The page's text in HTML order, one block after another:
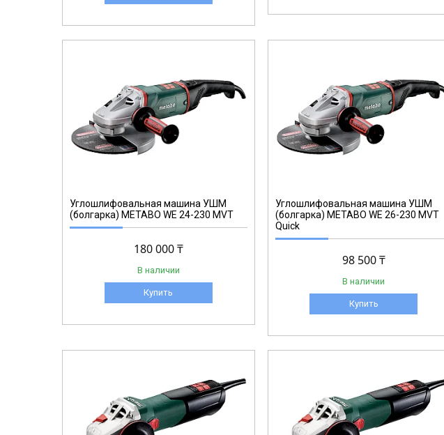
Углошлифовальная машина УШМ
(болгарка) METABO WE 24-230 MVT
180 000 ₸
В наличии
Купить
Углошлифовальная машина УШМ
(болгарка) METABO WE 26-230 MVT
Quick
98 500 ₸
В наличии
Купить